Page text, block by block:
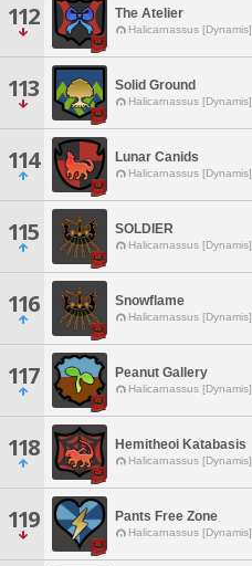
112 The Atelier
Halicarnassus [Dynamis]
113 Solid Ground
Halicarnassus [Dynamis]
114 Lunar Canids
Halicarnassus [Dynamis]
115 SOLDIER
Halicarnassus [Dynamis]
116 Snowflame
Halicarnassus [Dynamis]
117 Peanut Gallery
Halicarnassus [Dynamis]
118 Hemitheoi Katabasis
Halicarnassus [Dynamis]
119 Pants Free Zone
Halicarnassus [Dynamis]